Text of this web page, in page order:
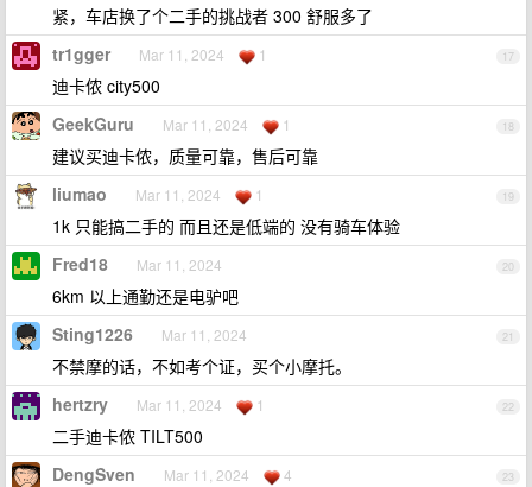
紧，车店换了个二手的挑战者 300 舒服多了
17
tr1gger Mar 11, 2024 1
迪卡侬 city500
18
GeekGuru Mar 11, 2024 1
建议买迪卡侬，质量可靠，售后可靠
19
liumao Mar 11, 2024 1
1k 只能搞二手的 而且还是低端的 没有骑车体验
20
Fred18 Mar 11, 2024
6km 以上通勤还是电驴吧
21
Sting1226 Mar 11, 2024
不禁摩的话，不如考个证，买个小摩托。
22
hertzry Mar 11, 2024 1
二手迪卡侬 TILT500
23
DengSven Mar 11, 2024 4